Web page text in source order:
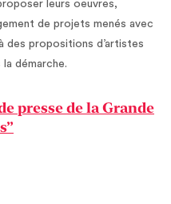
leurs oeuvres,
de projets menés avec
des propositions d’artistes
démarche.
presse de la Grande